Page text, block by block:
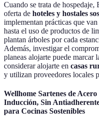
Cuando se trata de hospedaje,
oferta de hoteles y hostales
implementan prácticas que
hasta el uso de productos de
plantan árboles por cada
Además, investigar el
planeas alojarte puede marcar
considerar alojarte en casas
y utilizan proveedores locales
Wellhome Sartenes de
Inducción, Sin
para Cocinas Sostenibles